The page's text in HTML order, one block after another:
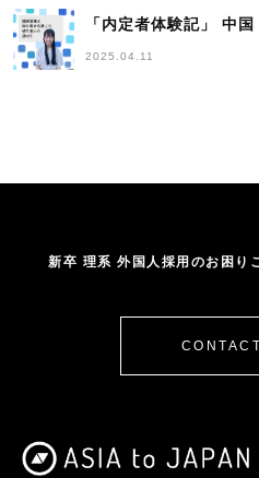
「内定者体験記」
2025.04.11
新卒 理系 外国人採用のお困り